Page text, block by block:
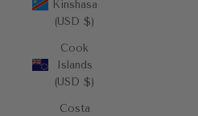
Kinshasa
(USD $)
Cook
Islands
(USD $)
Costa